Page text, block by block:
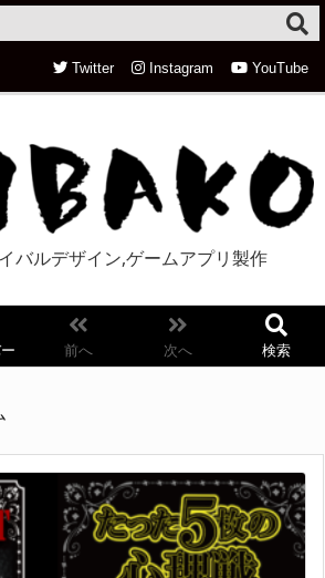
バルデザイン,ゲームアプリ製作
前へ 次へ 検索
Twitter Instagram YouTube